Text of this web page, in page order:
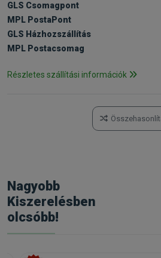
GLS Csomagpont
MPL PostaPont
GLS Házhozszállítás
MPL Postacsomag
Részletes szállítási információk
Nagyobb
Kiszerelésben
olcsóbb!